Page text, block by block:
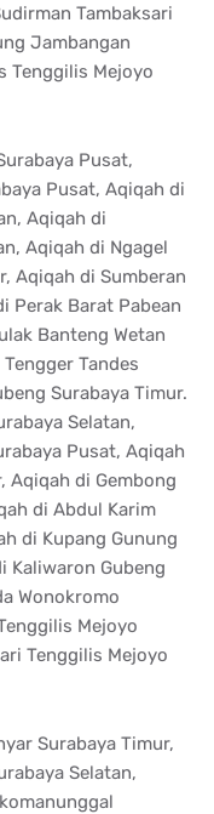
Tambaksari
Jambangan
Tenggilis Mejoyo
Pusat,
Pusat, Aqiqah di
Aqiqah di
Aqiqah di Ngagel
Aqiqah di Sumberan
Perak Barat Pabean
Banteng Wetan
Tandes
Surabaya Timur.
Selatan,
Pusat, Aqiqah
Aqiqah di Gembong
di Abdul Karim
di Kupang Gunung
Kaliwaron Gubeng
Wonokromo
Mejoyo
Tenggilis Mejoyo
Surabaya Timur,
Selatan,